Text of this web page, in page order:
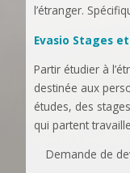
l’étranger.
Evasio Stages
Partir étudier à
destinée aux
études, des
qui partent
Demande de